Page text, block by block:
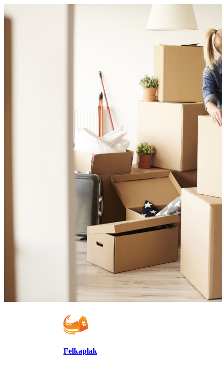
Felkaplak